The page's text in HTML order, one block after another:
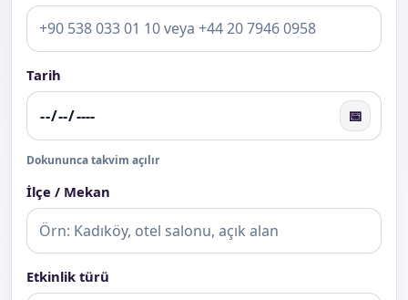
Tarih
📅
Dokununca takvim açılır
İlçe / Mekan
Etkinlik türü